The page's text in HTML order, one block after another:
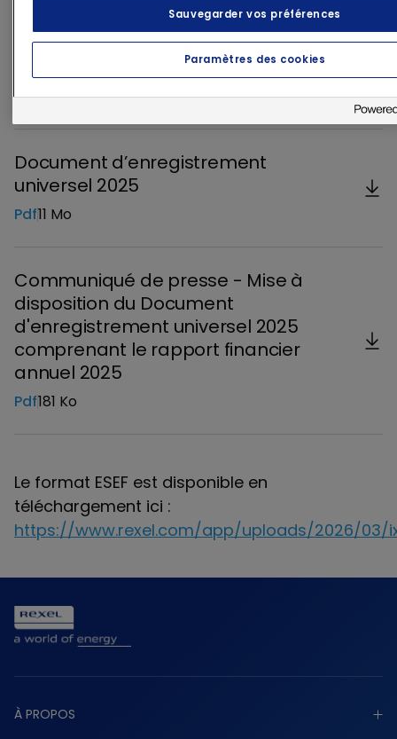
2 documents à
télécharger
Document d’enregistrement
universel 2025
Pdf11 Mo
Communiqué de presse - Mise à
disposition du Document
d'enregistrement universel 2025
comprenant le rapport financier
annuel 2025
Pdf181 Ko
Le format ESEF est disponible en
téléchargement ici :
https://www.rexel.com/app/uploads/2026/03/
À PROPOS
Sauvegarder vos préférences
Paramètres des cookies